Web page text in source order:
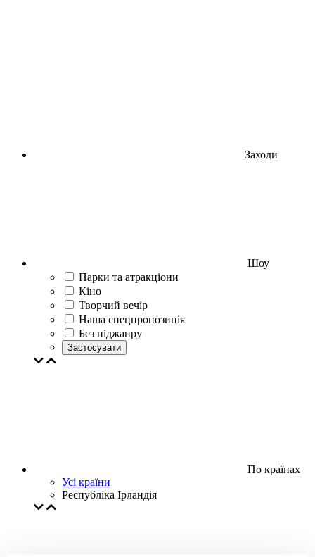
Заходи
Шоу
Парки та атракціони
Кіно
Творчий вечір
Наша спецпропозиція
Без піджанру
Застосувати
По країнах
Усі країни
Республіка Ірландія